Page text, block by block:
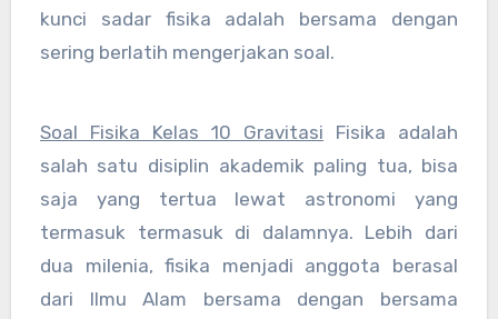
kunci sadar fisika adalah bersama dengan
sering berlatih mengerjakan soal.
Soal Fisika Kelas 10 Gravitasi Fisika adalah
salah satu disiplin akademik paling tua, bisa
saja yang tertua lewat astronomi yang
termasuk termasuk di dalamnya. Lebih dari
dua milenia, fisika menjadi anggota berasal
dari Ilmu Alam bersama dengan bersama